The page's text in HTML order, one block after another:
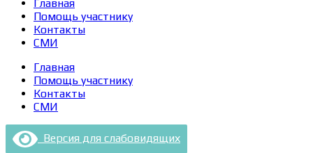
Главная
Помощь участнику
Контакты
СМИ
Главная
Помощь участнику
Контакты
СМИ
Версия для слабовидящих